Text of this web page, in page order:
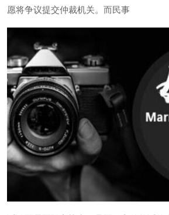
愿将争议提交仲裁机关。而民事